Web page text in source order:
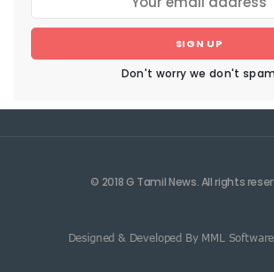
SIGN UP
Don't worry we don't spam
© 2018 G Tamil News. All rights
Designed & Developed By MML